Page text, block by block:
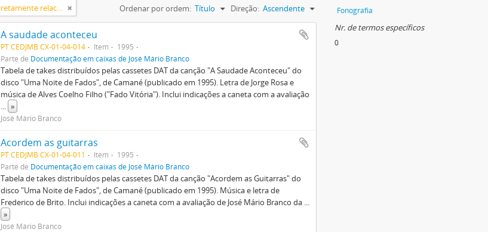
Somente resultados diretamente relacionados Ordenar por ordem: Título Direção: Ascendente
A saudade aconteceu
PT CEDJMB CX-01-04-014 Item
1995
Parte de Documentação em caixas de José Mário Branco
Tabela de takes distribuídos pelas cassetes DAT da canção "A Saudade Aconteceu" do
disco "Uma Noite de Fados", de Camané (publicado em 1995). Letra de Jorge Rosa e
música de Alves Coelho Filho ("Fado Vitória"). Inclui indicações a caneta com a avaliação
... »
José Mário Branco
Acordem as guitarras
PT CEDJMB CX-01-04-011 Item
1995
Parte de Documentação em caixas de José Mário Branco
Tabela de takes distribuídos pelas cassetes DAT da canção "Acordem as Guitarras" do
disco "Uma Noite de Fados", de Camané (publicado em 1995). Música e letra de
Frederico de Brito. Inclui indicações a caneta com a avaliação de José Mário Branco da ...
»
José Mário Branco
Fonografia
Nr. de termos específicos
0